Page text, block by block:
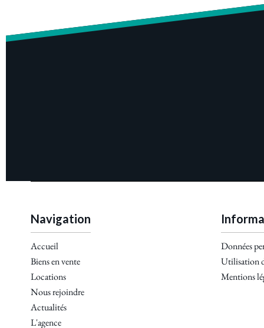
Navigation
Accueil
Biens en vente
Locations
Nous rejoindre
Actualités
L'agence
Données
Utilisation
Mentions